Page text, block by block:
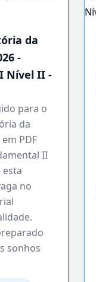
da
-
Nível II -
para o
da
PDF
II
esta
no
sonhos